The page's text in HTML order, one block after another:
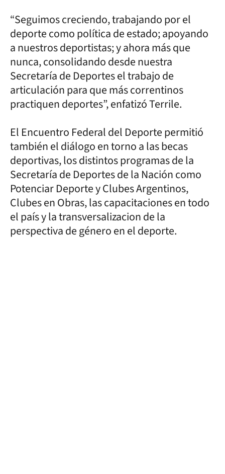
“Seguimos creciendo, trabajando por el
deporte como política de estado; apoyando
a nuestros deportistas; y ahora más que
nunca, consolidando desde nuestra
Secretaría de Deportes el trabajo de
articulación para que más correntinos
practiquen deportes”, enfatizó Terrile.
El Encuentro Federal del Deporte permitió
también el diálogo en torno a las becas
deportivas, los distintos programas de la
Secretaría de Deportes de la Nación como
Potenciar Deporte y Clubes Argentinos,
Clubes en Obras, las capacitaciones en todo
el país y la transversalizacion de la
perspectiva de género en el deporte.